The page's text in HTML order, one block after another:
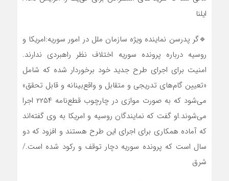
ایلنا
🔹گر پدرسن نماینده ویژه سازمان ملل در امور سوریه:امریکا و
روسیه درباره پرونده سوریه اختلاف نظر راهبردی ندارند.
امنیت برای اجرای طرح جدید خود برخوردار شده که شامل
«تعیین گام‌های تدریجی و متقابل و واقع‌بینانه و قابل تحقق»
می‌شود که به صورت موازی در چارچوب قطع‌نامه ۲۲۵۴ اجرا
می‌شوند.او گفت که نمایندگان روسیه و امریکا به وی گفته‌اند
که آماده همکاری برای اجرای این طرح هستند و افزود که دو
سال است که پرونده سوریه دچار توقف و رکود شده است./
شرق